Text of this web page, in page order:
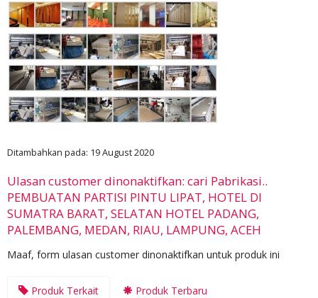
Ditambahkan pada: 19 August 2020
Ulasan customer dinonaktifkan: cari Pabrikasi..
PEMBUATAN PARTISI PINTU LIPAT, HOTEL DI
SUMATRA BARAT, SELATAN HOTEL PADANG,
PALEMBANG, MEDAN, RIAU, LAMPUNG, ACEH
Maaf, form ulasan customer dinonaktifkan untuk produk ini
Produk Terkait Produk Terbaru